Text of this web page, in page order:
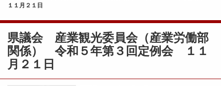
１１月２１日
県議会 産業観光委員会（産業労働部
関係） 令和５年第３回定例会 １１
月２１日